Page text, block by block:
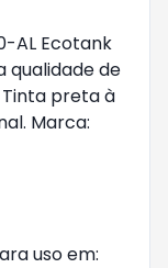
AL Ecotank
qualidade de
Tinta preta à
Marca:
uso em: